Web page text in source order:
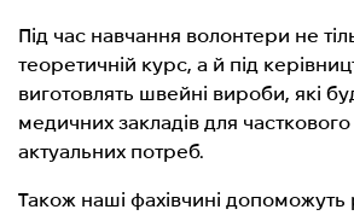
Під час навчання волонтери не
теоретичній курс, а й під
виготовлять швейні вироби, які
медичних закладів для
актуальних потреб.
Також наші фахівчині допоможуть